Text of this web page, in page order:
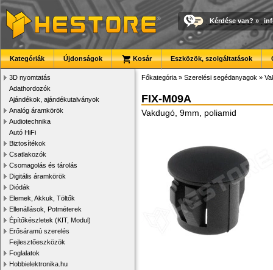
Kérdése van? »
Kategóriák Újdonságok Kosár Eszközök, szolgáltatások
3D nyomtatás
Adathordozók
Ajándékok, ajándékutalványok
Analóg áramkörök
Audiotechnika
Autó HiFi
Biztosítékok
Csatlakozók
Csomagolás és tárolás
Digitális áramkörök
Diódák
Elemek, Akkuk, Töltők
Ellenállások, Potméterek
Építőkészletek (KIT, Modul)
Erősáramú szerelés
Fejlesztőeszközök
Foglalatok
Hobbielektronika.hu
Főkategória » Szerelési segédanyagok »
FIX-M09A
Vakdugó, 9mm, poliamid